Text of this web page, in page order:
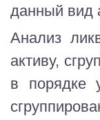
данный вид
Анализ
активу,
в порядке